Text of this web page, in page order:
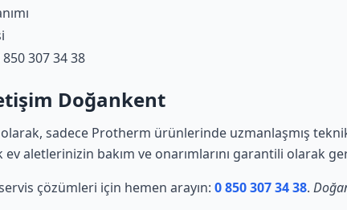
307 34 38
Doğankent
olarak, sadece Protherm ürünlerinde uzmanlaşmış
ev aletlerinizin bakım ve onarımlarını garantili olarak
çözümleri için hemen arayın: 0 850 307 34 38.